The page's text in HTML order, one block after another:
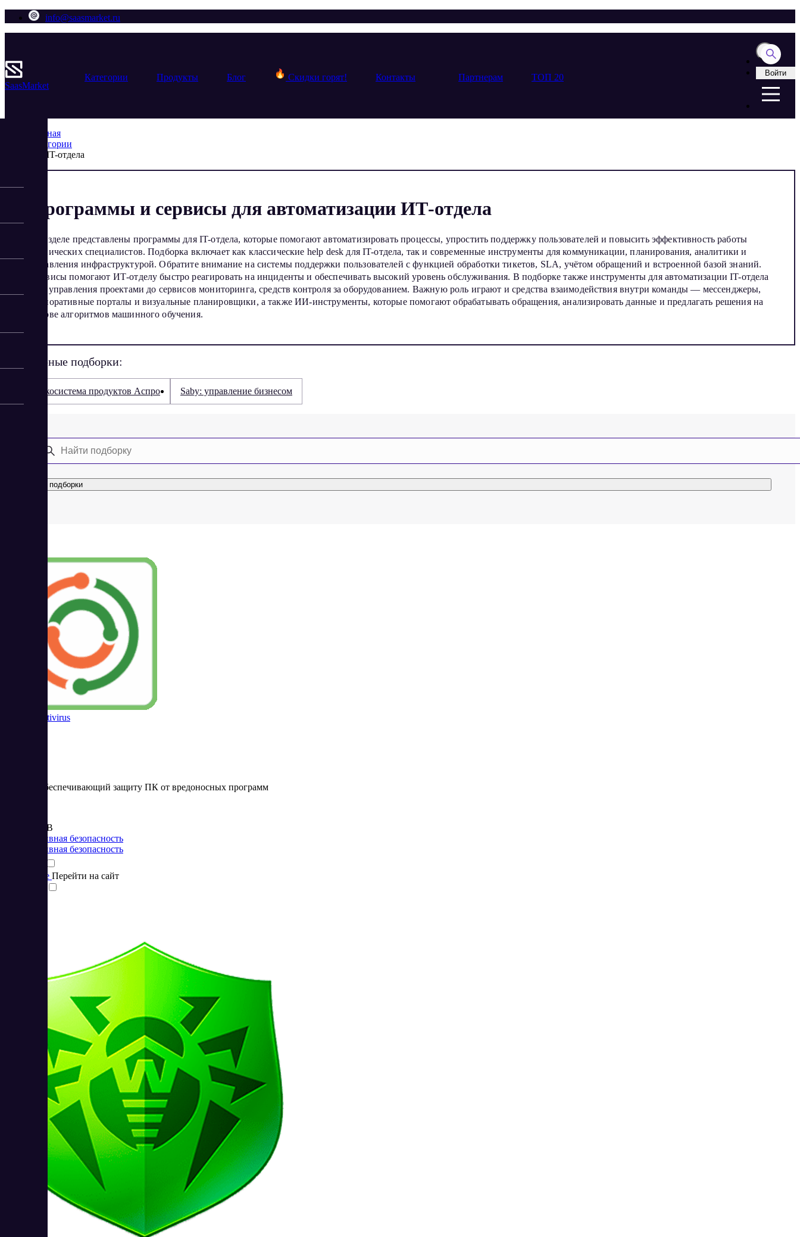
info@saasmarket.ru
SaasMarket
Категории Продукты Блог Скидки горят! Контакты Партнерам ТОП 20 Войти
Главная
Категории
Для IT-отдела
Программы и сервисы для автоматизации ИТ-отдела
В разделе представлены программы для IT-отдела, которые помогают автоматизировать процессы, упростить поддержку пользователей и повысить эффективность работы
технических специалистов. Подборка включает как классические help desk для IT-отдела, так и современные инструменты для коммуникации, планирования, аналитики и
управления инфраструктурой. Обратите внимание на системы поддержки пользователей с функцией обработки тикетов, SLA, учётом обращений и встроенной базой знаний.
Сервисы помогают ИТ-отделу быстро реагировать на инциденты и обеспечивать высокий уровень обслуживания. В подборке также инструменты для автоматизации IT-отдела
– от управления проектами до сервисов мониторинга, средств контроля за оборудованием. Важную роль играют и средства взаимодействия внутри команды — мессенджеры,
корпоративные порталы и визуальные планировщики, а также ИИ-инструменты, которые помогают обрабатывать обращения, анализировать данные и предлагать решения на
основе алгоритмов машинного обучения.
Популярные подборки:
Экосистема продуктов Аспро Saby: управление бизнесом
Все подборки
NANO Antivirus
Сервис, обеспечивающий защиту ПК от вредоносных программ
от 540 RUB
Корпоративная безопасность
Корпоративная безопасность
Подробнее Перейти на сайт